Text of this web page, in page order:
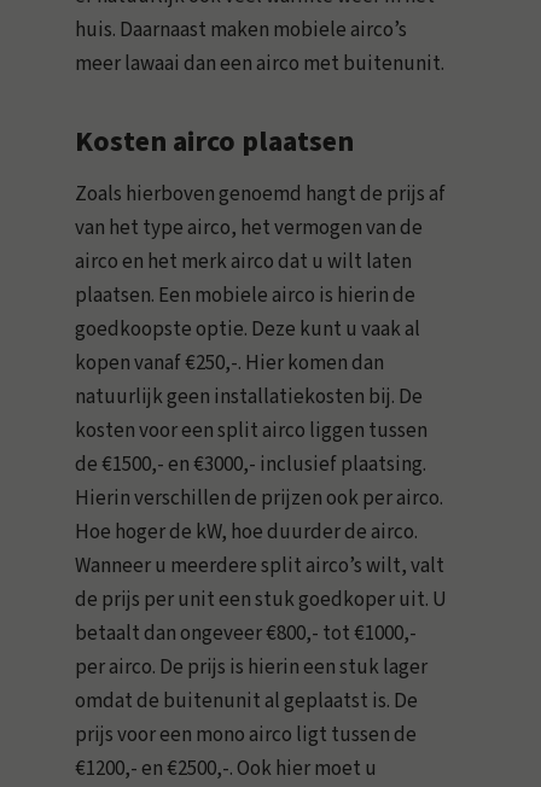
huis. Daarnaast maken mobiele airco’s
meer lawaai dan een airco met buitenunit.
Kosten airco plaatsen
Zoals hierboven genoemd hangt de prijs af
van het type airco, het vermogen van de
airco en het merk airco dat u wilt laten
plaatsen. Een mobiele airco is hierin de
goedkoopste optie. Deze kunt u vaak al
kopen vanaf €250,-. Hier komen dan
natuurlijk geen installatiekosten bij. De
kosten voor een split airco liggen tussen
de €1500,- en €3000,- inclusief plaatsing.
Hierin verschillen de prijzen ook per airco.
Hoe hoger de kW, hoe duurder de airco.
Wanneer u meerdere split airco’s wilt, valt
de prijs per unit een stuk goedkoper uit. U
betaalt dan ongeveer €800,- tot €1000,-
per airco. De prijs is hierin een stuk lager
omdat de buitenunit al geplaatst is. De
prijs voor een mono airco ligt tussen de
€1200,- en €2500,-. Ook hier moet u